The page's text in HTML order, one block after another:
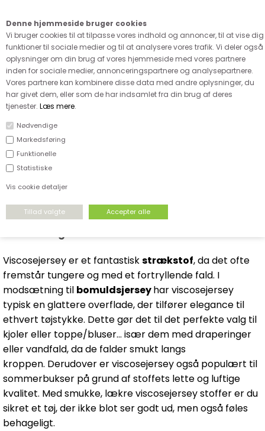
Denne hjemmeside bruger cookies
Vi bruger cookies til at tilpasse vores indhold og annoncer, til at vise dig
funktioner til sociale medier og til at analysere vores trafik. Vi deler også
oplysninger om din brug af vores hjemmeside med vores partnere
inden for sociale medier, annonceringspartnere og analysepartnere.
Vores partnere kan kombinere disse data med andre oplysninger, du
har givet dem, eller som de har indsamlet fra din brug af deres
tjenester. Læs mere.
Nødvendige
Markedsføring
Funktionelle
Statistiske
Vis cookie detaljer
FORSIDE›STRÆKSTOF›
MØNSTRET VISCOSEJERSEY
Viscosejersey - det perfekte valg til elegant
beklædning .
Viscosejersey er et fantastiskstrækstof, da det ofte
fremstår tungere og med et fortryllende fald. I
modsætning til bomuldsjerseyhar viscosejersey
typisk en glattere overflade, der tilfører elegance til
ethvert tøjstykke. Dette gør det til det perfekte valg til
kjoler eller toppe/bluser... især dem med draperinger
eller vandfald, da de falder smukt langs
kroppen. Derudover er viscosejersey også populært til
sommerbukser på grund af stoffets lette og luftige
kvalitet. Med smukke, lækre viscosejersey stoffer er du
sikret et tøj, der ikke blot ser godt ud, men også føles
behageligt.